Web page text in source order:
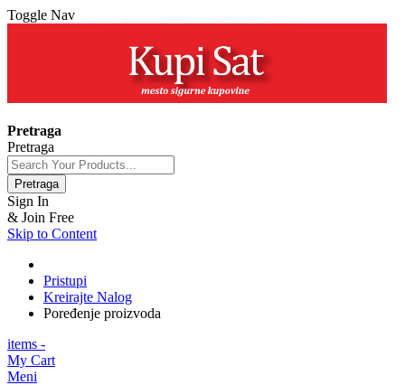
Toggle Nav
Pretraga
Pretraga
Pretraga
Sign In
& Join Free
Skip to Content
Pristupi
Kreirajte Nalog
Poređenje proizvoda
items -
My Cart
Meni